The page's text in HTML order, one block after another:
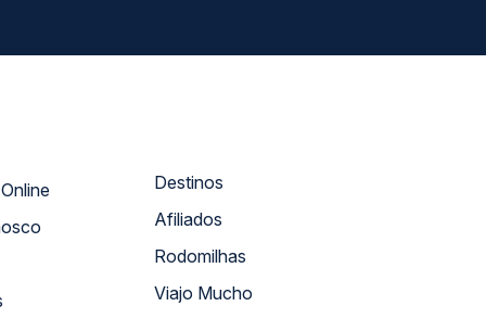
Atendimento Online
Destinos
Afiliados
Rodomilhas
Viajo Mucho